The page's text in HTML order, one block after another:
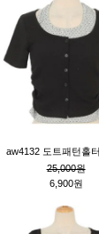
25,000원
6,900원